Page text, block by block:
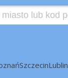
SzczecinLublin